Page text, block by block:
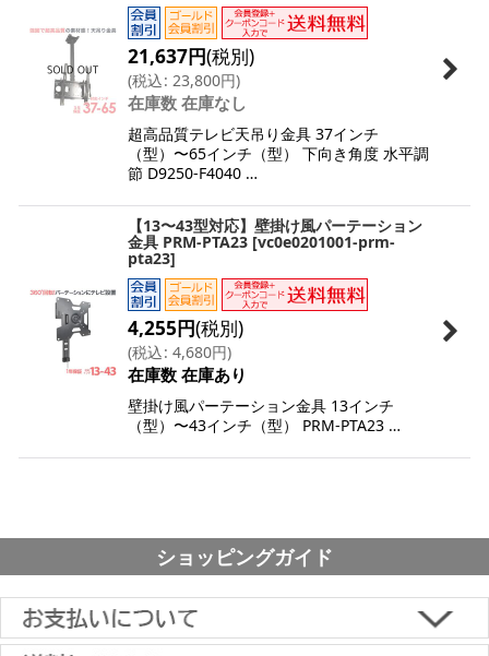
21,637円(税別)
(税込: 23,800円)
在庫数 在庫なし
超高品質テレビ天吊り金具 37インチ
（型）〜65インチ（型） 下向き角度 水平調
節 D9250-F4040 …
【13〜43型対応】壁掛け風パーテーション
金具 PRM-PTA23 [vc0e0201001-prm-
pta23]
4,255円(税別)
(税込: 4,680円)
在庫数 在庫あり
壁掛け風パーテーション金具 13インチ
（型）〜43インチ（型） PRM-PTA23 …
ショッピングガイド